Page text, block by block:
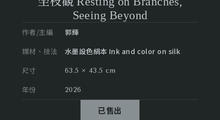
Seeing Beyond
作者/主編
郭輝
媒材、技法
水墨設色絹本 Ink and color on silk
尺寸
63.5 × 43.5 cm
年份 2026
已售出